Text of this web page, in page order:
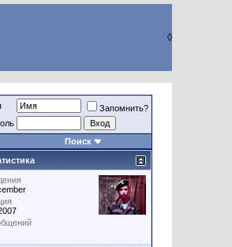
◊
Запомнить?
Поиск